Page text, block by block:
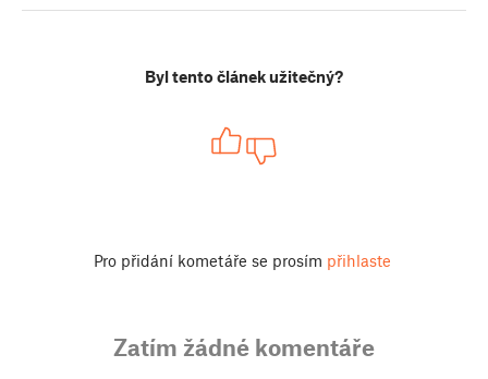
Byl tento článek užitečný?
Pro přidání kometáře se prosím přihlaste
Zatím žádné komentáře